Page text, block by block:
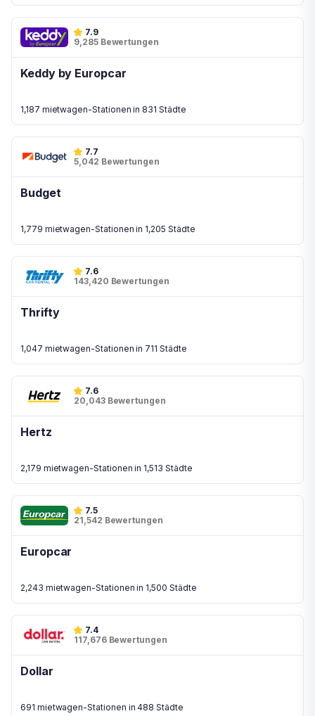
7.9
9,285 Bewertungen
Keddy by Europcar
1,187 mietwagen-Stationen in 831 Städte
7.7
5,042 Bewertungen
Budget
1,779 mietwagen-Stationen in 1,205 Städte
7.6
143,420 Bewertungen
Thrifty
1,047 mietwagen-Stationen in 711 Städte
7.6
20,043 Bewertungen
Hertz
2,179 mietwagen-Stationen in 1,513 Städte
7.5
21,542 Bewertungen
Europcar
2,243 mietwagen-Stationen in 1,500 Städte
7.4
117,676 Bewertungen
Dollar
691 mietwagen-Stationen in 488 Städte